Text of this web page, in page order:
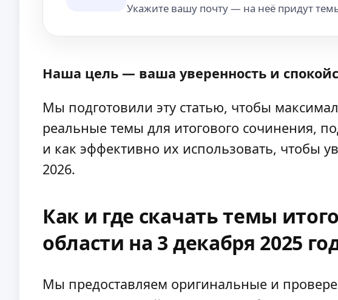
Укажите вашу почту — на неё придут
Наша цель — ваша уверенность и
Мы подготовили эту статью, чтобы
реальные темы для итогового сочинения,
и как эффективно их использовать, чтобы
2026.
Как и где скачать темы
области на 3 декабря 2025
Мы предоставляем оригинальные и